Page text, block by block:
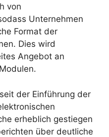
von
Unternehmen
Format der
Dies wird
Angebot an
der Einführung der
erheblich gestiegen
über deutliche